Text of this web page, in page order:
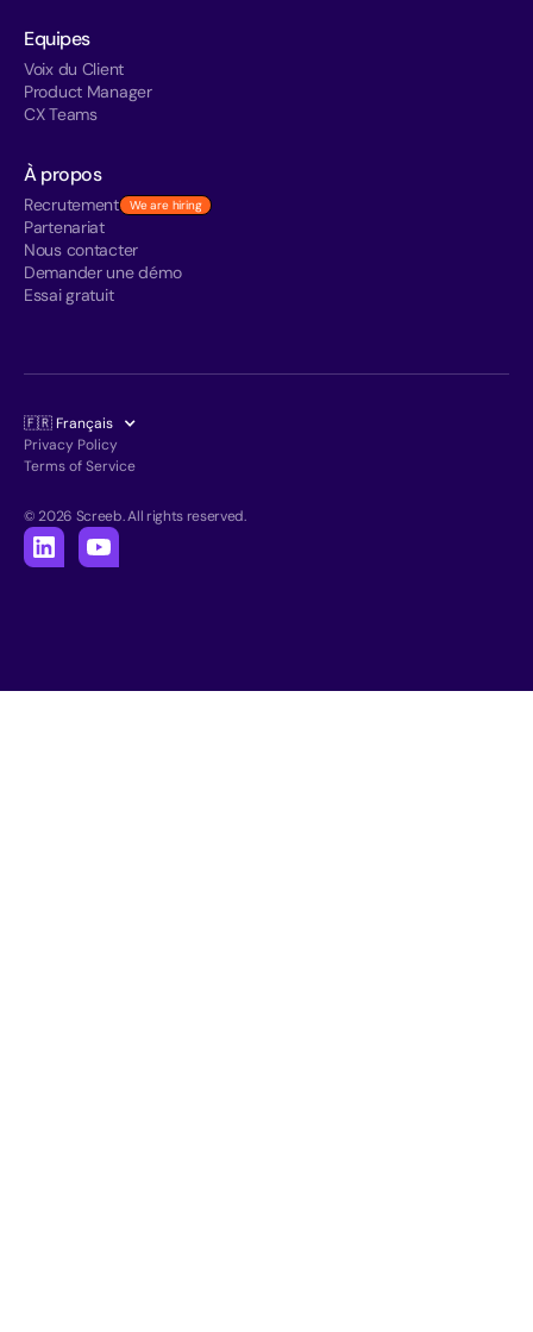
Equipes
Voix du Client
Product Manager
CX Teams
À propos
Recrutement We are hiring
Partenariat
Nous contacter
Demander une démo
Essai gratuit
🇫🇷 Français
Privacy Policy
Terms of Service
© 2026 Screeb. All rights reserved.